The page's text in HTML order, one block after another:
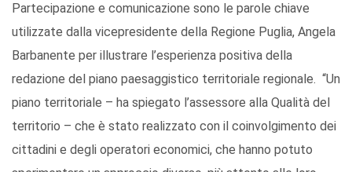
Partecipazione e comunicazione sono le parole chiave
utilizzate dalla vicepresidente della Regione Puglia, Angela
Barbanente per illustrare l’esperienza positiva della
redazione del piano paesaggistico territoriale regionale. “Un
piano territoriale – ha spiegato l’assessore alla Qualità del
territorio – che è stato realizzato con il coinvolgimento dei
cittadini e degli operatori economici, che hanno potuto